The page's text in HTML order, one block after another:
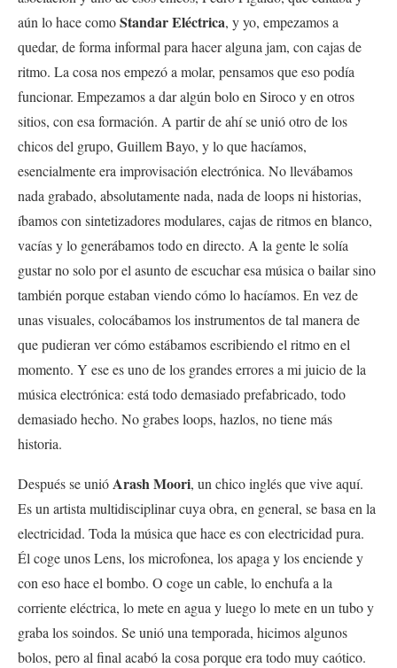
aún lo hace comoStandar Eléctrica, y yo, empezamos a
quedar, de forma informal para hacer alguna jam, con cajas de
ritmo. La cosa nos empezó a molar, pensamos que eso podía
funcionar. Empezamos a dar algún bolo en Siroco y en otros
sitios, con esa formación. A partir de ahí se unió otro de los
chicos del grupo, Guillem Bayo, y lo que hacíamos,
esencialmente era improvisación electrónica. No llevábamos
nada grabado, absolutamente nada, nada de loops ni historias,
íbamos con sintetizadores modulares, cajas de ritmos en blanco,
vacías y lo generábamos todo en directo. A la gente le solía
gustar no solo por el asunto de escuchar esa música o bailar sino
también porque estaban viendo cómo lo hacíamos. En vez de
unas visuales, colocábamos los instrumentos de tal manera de
que pudieran ver cómo estábamos escribiendo el ritmo en el
momento. Y ese es uno de los grandes errores a mi juicio de la
música electrónica: está todo demasiado prefabricado, todo
demasiado hecho. No grabes loops, hazlos, no tiene más
historia.
Después se unióArash Moori, un chico inglés que vive aquí.
Es un artista multidisciplinar cuya obra, en general, se basa en la
electricidad. Toda la música que hace es con electricidad pura.
Él coge unos Lens, los microfonea, los apaga y los enciende y
con eso hace el bombo. O coge un cable, lo enchufa a la
corriente eléctrica, lo mete en agua y luego lo mete en un tubo y
graba los soindos. Se unió una temporada, hicimos algunos
bolos, pero al final acabó la cosa porque era todo muy caótico.